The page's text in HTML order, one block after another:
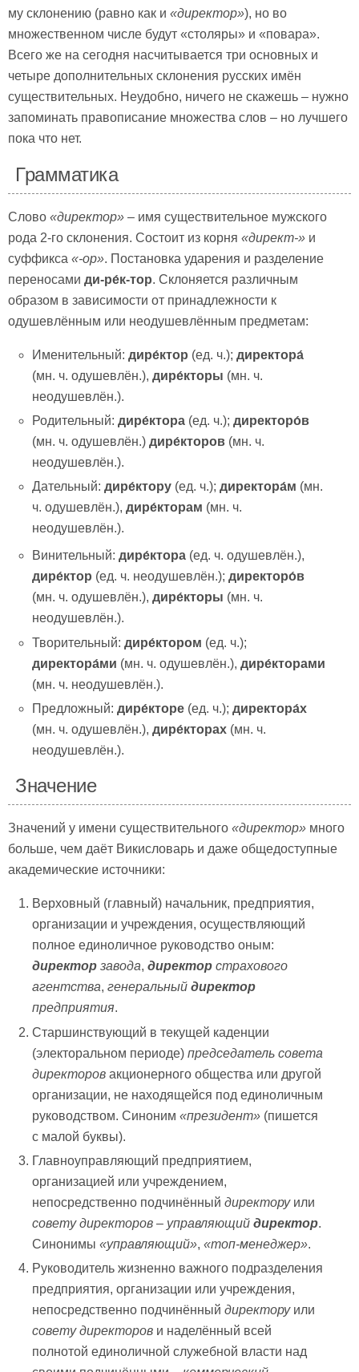
му склонению (равно как и «директор»), но во
множественном числе будут «столяры» и «повара».
Всего же на сегодня насчитывается три основных и
четыре дополнительных склонения русских имён
существительных. Неудобно, ничего не скажешь – нужно
запоминать правописание множества слов – но лучшего
пока что нет.
Грамматика
Слово «директор» – имя существительное мужского
рода 2-го склонения. Состоит из корня «директ-» и
суффикса «-ор». Постановка ударения и разделение
переносами ди-ре́к-тор. Склоняется различным
образом в зависимости от принадлежности к
одушевлённым или неодушевлённым предметам:
Именительный:дире́ктор (ед. ч.);директора́
(мн. ч. одушевлён.),дире́кторы (мн. ч.
неодушевлён.).
Родительный: дире́ктора (ед. ч.);директоро́в
(мн. ч. одушевлён.) дире́кторов (мн. ч.
неодушевлён.).
Дательный:дире́ктору (ед. ч.);директора́м (мн.
ч. одушевлён.),дире́кторам (мн. ч.
неодушевлён.).
Винительный:дире́ктора (ед. ч. одушевлён.),
дире́ктор (ед. ч. неодушевлён.);директоро́в
(мн. ч. одушевлён.),дире́кторы (мн. ч.
неодушевлён.).
Творительный: дире́ктором (ед. ч.);
директора́ми (мн. ч. одушевлён.),дире́кторами
(мн. ч. неодушевлён.).
Предложный:дире́кторе (ед. ч.);директора́х
(мн. ч. одушевлён.),дире́кторах (мн. ч.
неодушевлён.).
Значение
Значений у имени существительного «директор» много
больше, чем даёт Викисловарь и даже общедоступные
академические источники:
Верховный (главный) начальник, предприятия,
организации и учреждения, осуществляющий
полное единоличное руководство оным:
директор завода,директор страхового
агентства,генеральныйдиректор
предприятия.
Старшинствующий в текущей каденции
(электоральном периоде)председатель совета
директоров акционерного общества или другой
организации, не находящейся под единоличным
руководством. Синоним«президент» (пишется
с малой буквы).
Главноуправляющий предприятием,
организацией или учреждением,
непосредственно подчинённыйдиректоруили
совету директоров – управляющийдиректор.
Синонимы«управляющий»,«топ-менеджер».
Руководитель жизненно важного подразделения
предприятия, организации или учреждения,
непосредственно подчинённыйдиректоруили
совету директоров и наделённый всей
полнотой единоличной служебной власти над